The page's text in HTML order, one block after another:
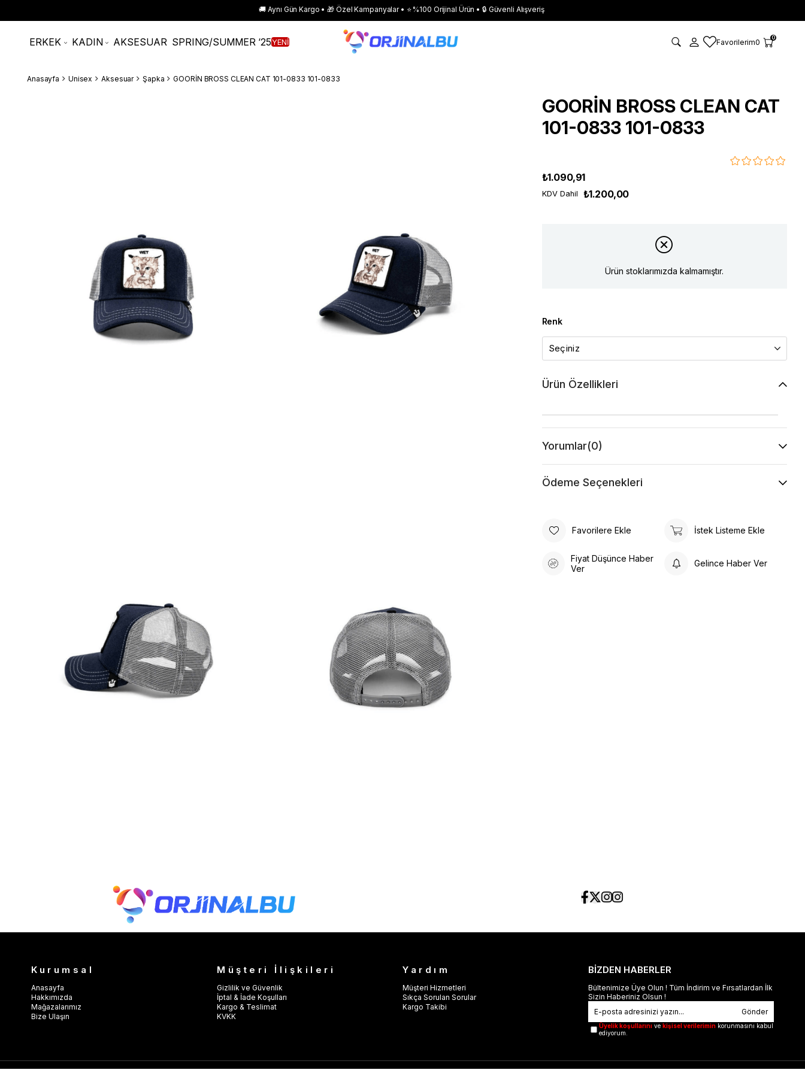
🚚 Aynı Gün Kargo • 🎁 Özel Kampanyalar • ⭐ %100 Orijinal Ürün • 🔒 Güvenli Alışveriş
ERKEK KADIN AKSESUAR SPRING/SUMMER ‘25YENİ Favorilerim0 0
Anasayfa Unisex Aksesuar Şapka GOORİN BROSS CLEAN CAT 101-0833 101-0833
GOORİN BROSS CLEAN CAT
101-0833 101-0833
₺1.090,91
KDV Dahil ₺1.200,00
Ürün stoklarımızda kalmamıştır.
Renk
Ürün Özellikleri
Yorumlar(0)
Ödeme Seçenekleri
Favorilere Ekle İstek Listeme Ekle
Fiyat Düşünce Haber
Ver
Gelince Haber Ver
Kurumsal
Anasayfa
Hakkımızda
Mağazalarımız
Bize Ulaşın
Müşteri İlişkileri
Gizlilik ve Güvenlik
İptal & İade Koşulları
Kargo & Teslimat
KVKK
Yardım
Müşteri Hizmetleri
Sıkça Sorulan Sorular
Kargo Takibi
BİZDEN HABERLER
Bültenimize Üye Olun ! Tüm İndirim ve Fırsatlardan İlk
Sizin Haberiniz Olsun !
Gönder
Üyelik koşullarını ve kişisel verilerimin korunmasını kabul
ediyorum.